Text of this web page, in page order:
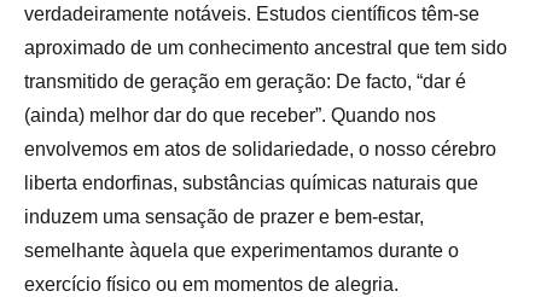
verdadeiramente notáveis. Estudos científicos têm-se
aproximado de um conhecimento ancestral que tem sido
transmitido de geração em geração: De facto, “dar é
(ainda) melhor dar do que receber”. Quando nos
envolvemos em atos de solidariedade, o nosso cérebro
liberta endorfinas, substâncias químicas naturais que
induzem uma sensação de prazer e bem-estar,
semelhante àquela que experimentamos durante o
exercício físico ou em momentos de alegria.